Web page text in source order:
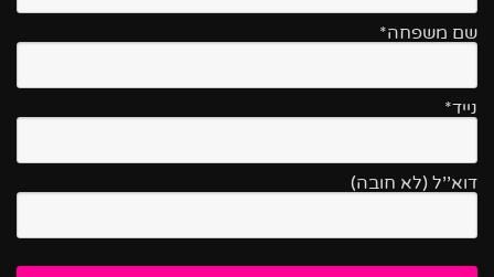
שם משפחה*
נייד*
דוא''ל (לא חובה)